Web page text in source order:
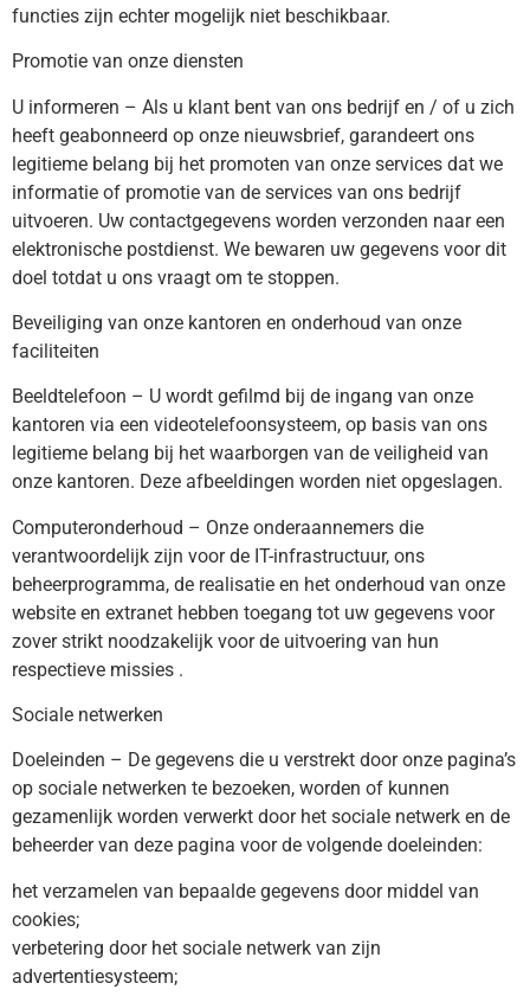
functies zijn echter mogelijk niet beschikbaar.
Promotie van onze diensten
U informeren – Als u klant bent van ons bedrijf en / of u zich
heeft geabonneerd op onze nieuwsbrief, garandeert ons
legitieme belang bij het promoten van onze services dat we
informatie of promotie van de services van ons bedrijf
uitvoeren. Uw contactgegevens worden verzonden naar een
elektronische postdienst. We bewaren uw gegevens voor dit
doel totdat u ons vraagt ​​om te stoppen.
Beveiliging van onze kantoren en onderhoud van onze
faciliteiten
Beeldtelefoon – U wordt gefilmd bij de ingang van onze
kantoren via een videotelefoonsysteem, op basis van ons
legitieme belang bij het waarborgen van de veiligheid van
onze kantoren. Deze afbeeldingen worden niet opgeslagen.
Computeronderhoud – Onze onderaannemers die
verantwoordelijk zijn voor de IT-infrastructuur, ons
beheerprogramma, de realisatie en het onderhoud van onze
website en extranet hebben toegang tot uw gegevens voor
zover strikt noodzakelijk voor de uitvoering van hun
respectieve missies .
Sociale netwerken
Doeleinden – De gegevens die u verstrekt door onze pagina’s
op sociale netwerken te bezoeken, worden of kunnen
gezamenlijk worden verwerkt door het sociale netwerk en de
beheerder van deze pagina voor de volgende doeleinden:
het verzamelen van bepaalde gegevens door middel van
cookies;
verbetering door het sociale netwerk van zijn
advertentiesysteem;